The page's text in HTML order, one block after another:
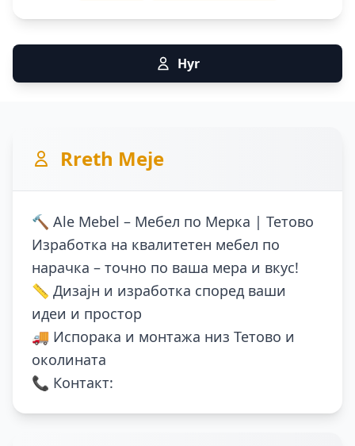
Hyr
Rreth Meje
🔨 Ale Mebel – Мебел по Мерка | Тетово
Изработка на квалитетен мебел по
нарачка – точно по ваша мера и вкус!
📏 Дизајн и изработка според ваши
идеи и простор
🚚 Испорака и монтажа низ Тетово и
околината
📞 Контакт: